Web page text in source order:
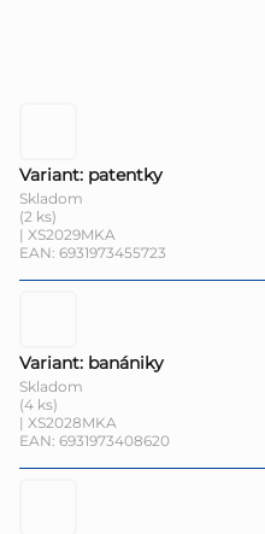
Variant: patentky
Skladom
(2 ks)
| XS2029MKA
EAN: 6931973455723
Variant: banániky
Skladom
(4 ks)
| XS2028MKA
EAN: 6931973408620